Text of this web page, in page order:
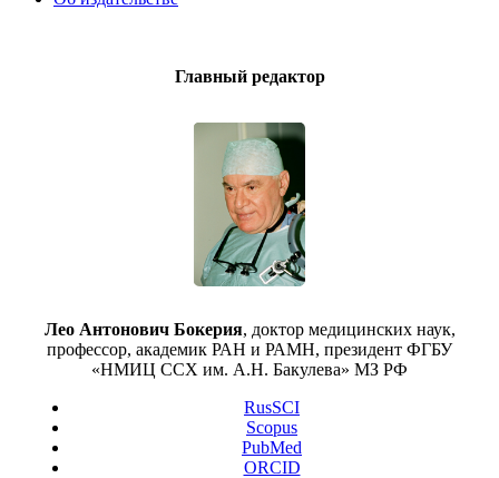
Главный редактор
Лео Антонович Бокерия, доктор медицинских наук,
профессор, академик РАН и РАМН, президент ФГБУ
«НМИЦ ССХ им. А.Н. Бакулева» МЗ РФ
RusSCI
Scopus
PubMed
ORCID